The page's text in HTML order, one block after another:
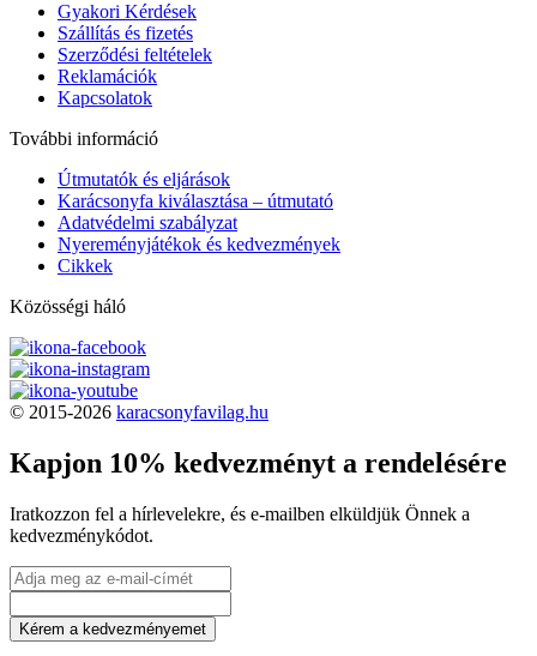
Gyakori Kérdések
Szállítás és fizetés
Szerződési feltételek
Reklamációk
Kapcsolatok
További információ
Útmutatók és eljárások
Karácsonyfa kiválasztása – útmutató
Adatvédelmi szabályzat
Nyereményjátékok és kedvezmények
Cikkek
Közösségi háló
© 2015-2026 karacsonyfavilag.hu
Kapjon 10% kedvezményt a rendelésére
Iratkozzon fel a hírlevelekre, és e-mailben elküldjük Önnek a
kedvezménykódot.
Kérem a kedvezményemet